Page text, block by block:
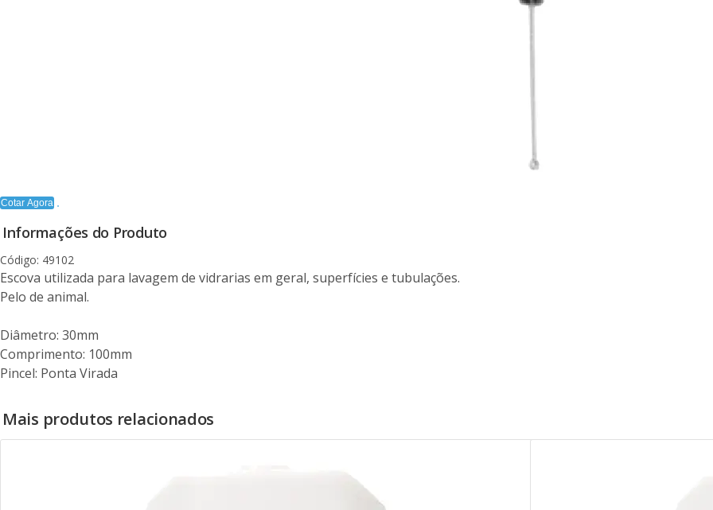
Cotar Agora
Informações do Produto
Código: 49102
Escova utilizada para lavagem de vidrarias em geral, superfícies e tubulações.
Pelo de animal.
Diâmetro: 30mm
Comprimento: 100mm
Pincel: Ponta Virada
Mais produtos relacionados